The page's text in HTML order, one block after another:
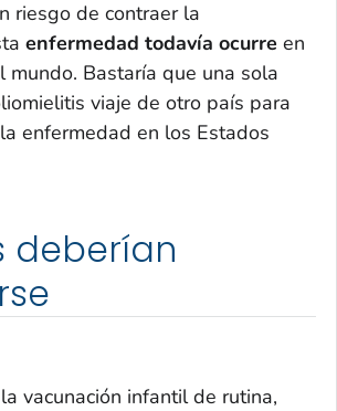
riesgo de contraer la
enfermedad todavía ocurre en
mundo. Bastaría que una sola
viaje de otro país para
enfermedad en los Estados
deberían
vacunación infantil de rutina,